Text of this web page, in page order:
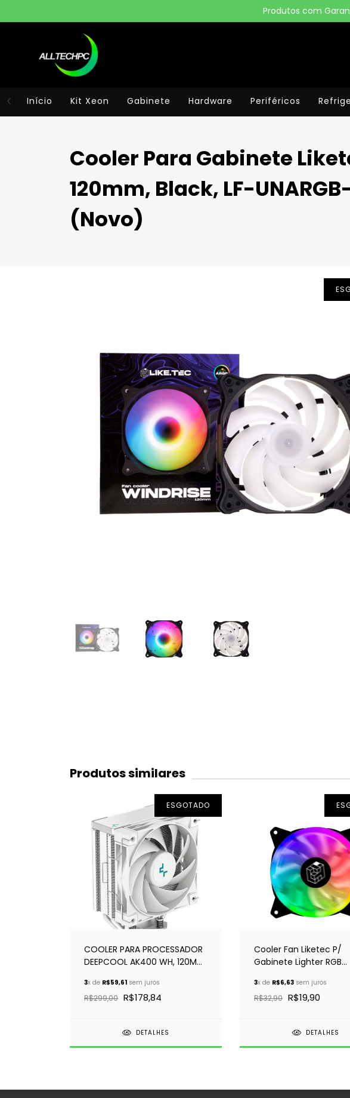
Produtos com
Início Kit Xeon Gabinete Hardware Periféricos
Cooler Para Gabinete
120mm, Black, LF-
(Novo)
Produtos similares
ESGOTADO
COOLER PARA PROCESSADOR
DEEPCOOL AK400 WH, 120MM,
G-1
3x de R$59,61 sem juros
R$299,00 R$178,84
DETALHES
Cooler Fan Liketec P/
Gabinete Lighter RGB
3x de R$6,63 sem juros
R$32,90 R$19,90
DETALHES